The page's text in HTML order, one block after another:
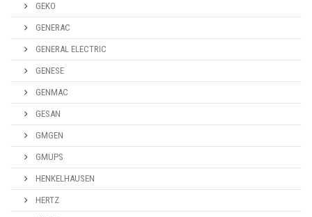
GEKO
GENERAC
GENERAL ELECTRIC
GENESE
GENMAC
GESAN
GMGEN
GMUPS
HENKELHAUSEN
HERTZ